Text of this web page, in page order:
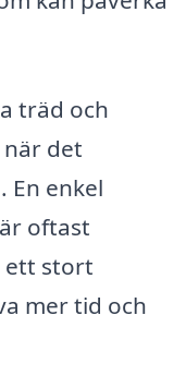
träd och
det
En enkel
oftast
ett stort
mer tid och